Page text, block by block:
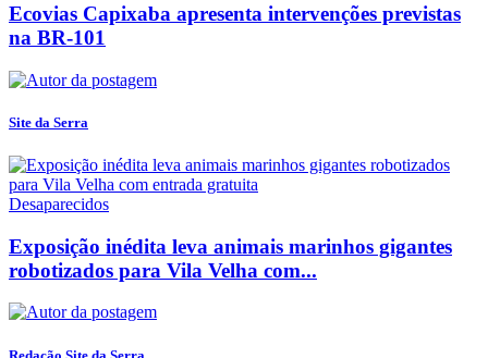
Ecovias Capixaba apresenta intervenções previstas
na BR-101
Site da Serra
Desaparecidos
Exposição inédita leva animais marinhos gigantes
robotizados para Vila Velha com...